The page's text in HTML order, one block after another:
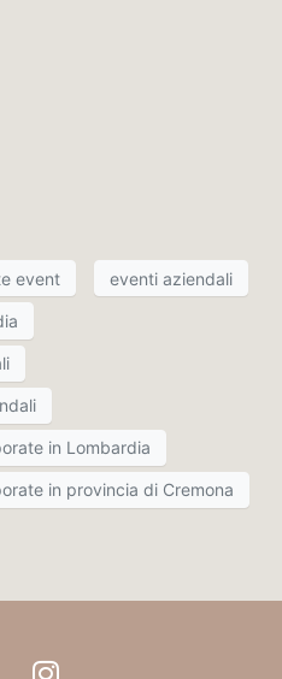
event eventi aziendali
in Lombardia
in provincia di Cremona